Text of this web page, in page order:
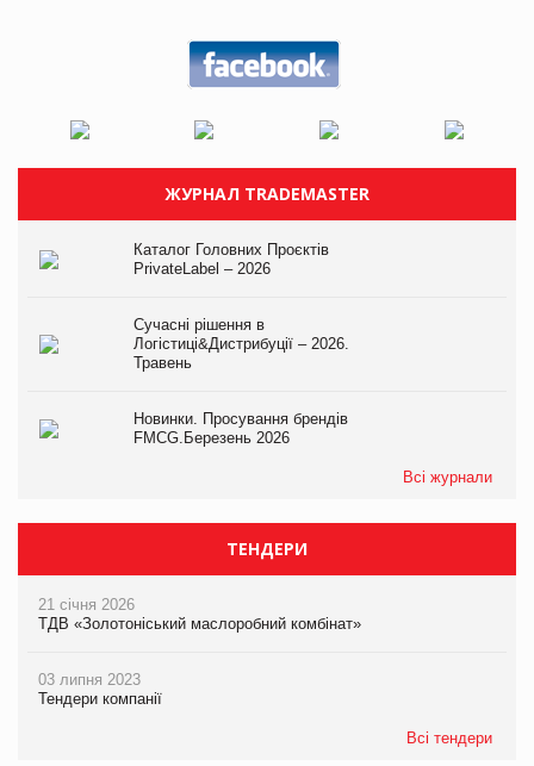
ЖУРНАЛ TRADEMASTER
Каталог Головних Проєктів
PrivateLabel – 2026
Сучасні рішення в
Логістиці&Дистрибуції – 2026.
Травень
Новинки. Просування брендів
FMCG.Березень 2026
Всі журнали
ТЕНДЕРИ
21 січня 2026
ТДВ «Золотоніський маслоробний комбінат»
03 липня 2023
Тендери компанії
Всі тендери